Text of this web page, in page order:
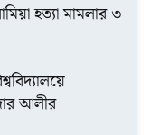
হত্যা মামলার ৩
আলীর